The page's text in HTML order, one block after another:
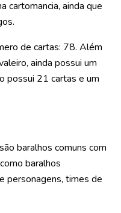
cartomancia, ainda que
de cartas: 78. Além
ainda possui um
possui 21 cartas e um
baralhos comuns com
baralhos
personagens, times de